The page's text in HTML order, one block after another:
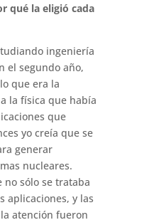
qué la eligió cada
ingeniería
el segundo año,
que era la
la física que había
que
yo creía que se
generar
nucleares.
no sólo se trataba
aplicaciones, y las
atención fueron